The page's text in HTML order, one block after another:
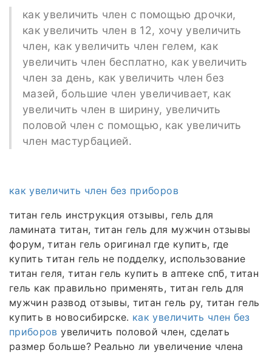
как увеличить член с помощью дрочки,
как увеличить член в 12, хочу увеличить
член, как увеличить член гелем, как
увеличить член бесплатно, как увеличить
член за день, как увеличить член без
мазей, большие член увеличивает, как
увеличить член в ширину, увеличить
половой член с помощью, как увеличить
член мастурбацией.
как увеличить член без приборов
титан гель инструкция отзывы, гель для
ламината титан, титан гель для мужчин отзывы
форум, титан гель оригинал где купить, где
купить титан гель не подделку, использование
титан геля, титан гель купить в аптеке спб, титан
гель как правильно применять, титан гель для
мужчин развод отзывы, титан гель ру, титан гель
купить в новосибирске. как увеличить член без
приборов увеличить половой член, сделать
размер больше? Реально ли увеличение члена